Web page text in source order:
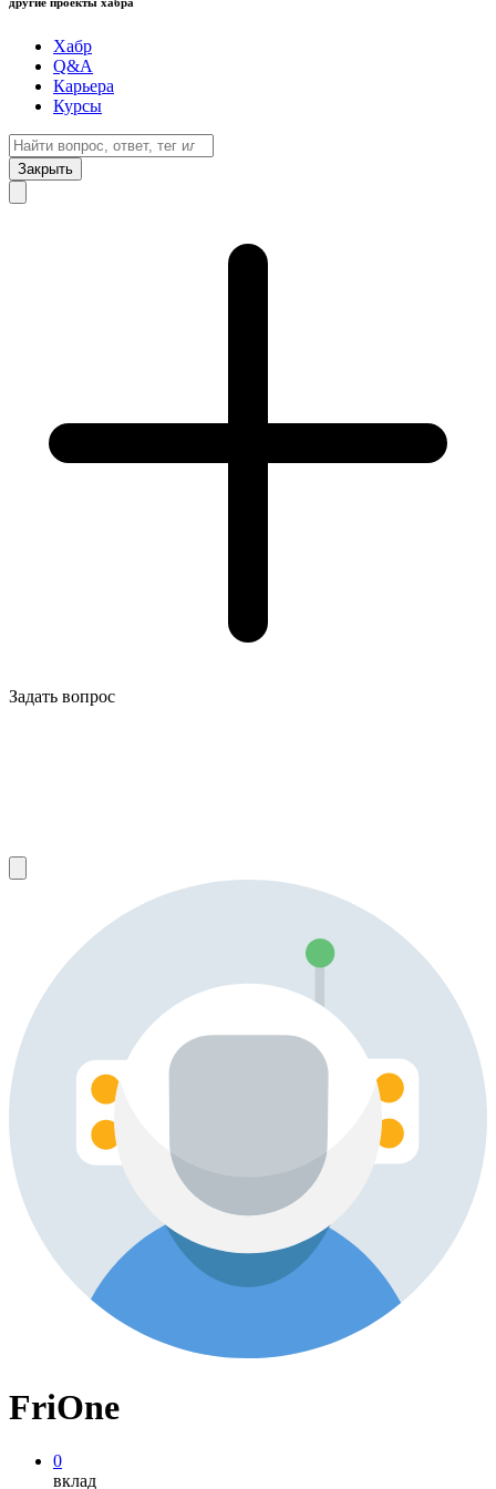
Хабр
Q&A
Карьера
Курсы
Закрыть
Задать вопрос
FriOne
0
вклад